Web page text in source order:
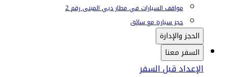
مواقف السيارات في مطار دبي المبنى رقم 2
حجز سيارة مع سائق
الحجز والإدارة
السفر معنا
الإعداد قبل السفر